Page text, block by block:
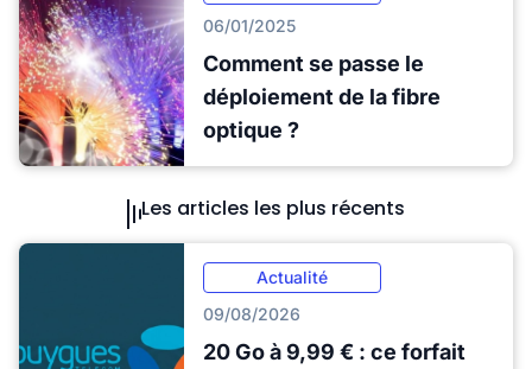
06/01/2025
Comment se passe le
déploiement de la fibre
optique ?
Les articles les plus récents
Actualité
09/08/2026
20 Go à 9,99 € : ce forfait